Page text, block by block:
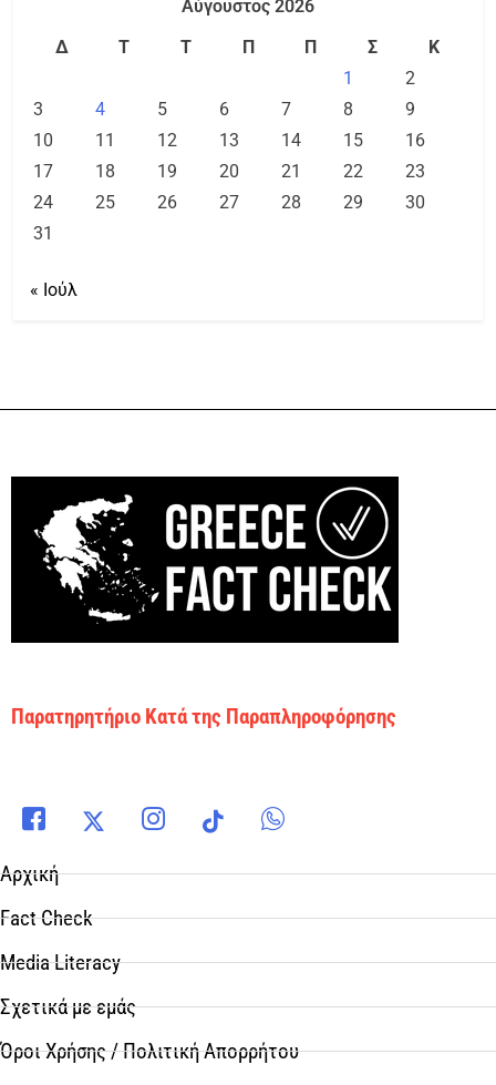
Αύγουστος 2026
Δ
Τ Τ Π Π Σ
Κ
1
2
3
4 5 6 7 8
9
10
11 12 13 14 15
16
17
18 19 20 21 22
23
24
25 26 27 28 29
30
31
« Ιούλ
Παρατηρητήριο Κατά της Παραπληροφόρησης
Αρχική
Fact Check
Media Literacy
Σχετικά με εμάς
Όροι Χρήσης / Πολιτική Απορρήτου